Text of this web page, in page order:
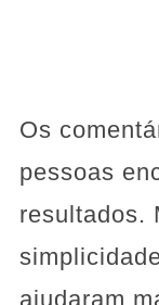
Os
pessoas
resultados.
ajudaram